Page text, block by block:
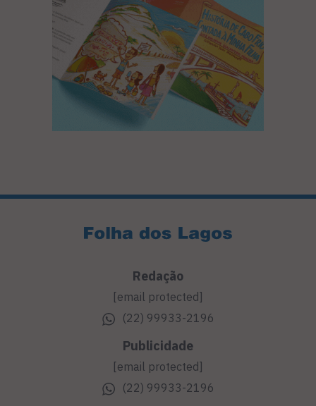
Redação
[email protected]
(22) 99933-2196
Publicidade
[email protected]
(22) 99933-2196